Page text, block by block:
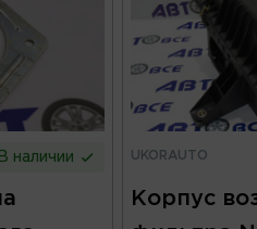
В наличии UKORAUTO
Корпус